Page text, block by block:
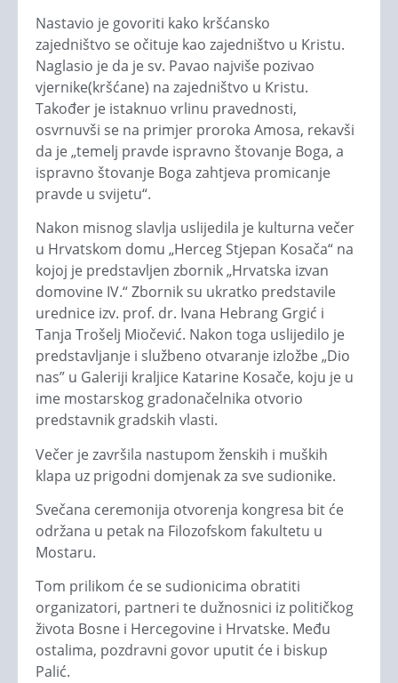
Nastavio je govoriti kako kršćansko
zajedništvo se očituje kao zajedništvo u Kristu.
Naglasio je da je sv. Pavao najviše pozivao
vjernike(kršćane) na zajedništvo u Kristu.
Također je istaknuo vrlinu pravednosti,
osvrnuvši se na primjer proroka Amosa, rekavši
da je „temelj pravde ispravno štovanje Boga, a
ispravno štovanje Boga zahtjeva promicanje
pravde u svijetu“.
Nakon misnog slavlja uslijedila je kulturna večer
u Hrvatskom domu „Herceg Stjepan Kosača“ na
kojoj je predstavljen zbornik „Hrvatska izvan
domovine IV.“ Zbornik su ukratko predstavile
urednice izv. prof. dr. Ivana Hebrang Grgić i
Tanja Trošelj Miočević. Nakon toga uslijedilo je
predstavljanje i službeno otvaranje izložbe „Dio
nas” u Galeriji kraljice Katarine Kosače, koju je u
ime mostarskog gradonačelnika otvorio
predstavnik gradskih vlasti.
Večer je završila nastupom ženskih i muških
klapa uz prigodni domjenak za sve sudionike.
Svečana ceremonija otvorenja kongresa bit će
održana u petak na Filozofskom fakultetu u
Mostaru.
Tom prilikom će se sudionicima obratiti
organizatori, partneri te dužnosnici iz političkog
života Bosne i Hercegovine i Hrvatske. Među
ostalima, pozdravni govor uputit će i biskup
Palić.